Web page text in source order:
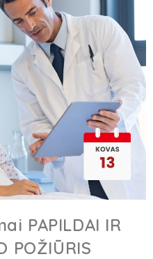
PAPILDAI IR
POŽIŪRIS